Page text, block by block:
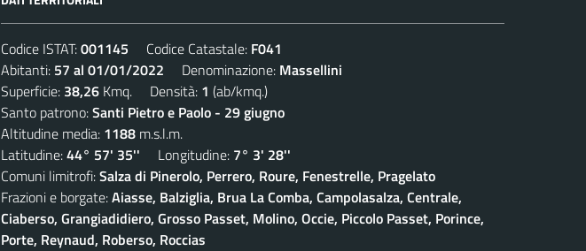
Codice ISTAT:001145 Codice Catastale: F041
Abitanti: 57 al 01/01/2022 Denominazione: Massellini
Superficie: 38,26 Kmq. Densità: 1 (ab/kmq.)
Santo patrono:Santi Pietro e Paolo - 29 giugno
Altitudine media: 1188 m.s.l.m.
Latitudine:44° 57' 35'' Longitudine: 7° 3' 28''
Comuni limitrofi:Salza di Pinerolo, Perrero, Roure, Fenestrelle, Pragelato
Frazioni e borgate:Aiasse, Balziglia, Brua La Comba, Campolasalza, Centrale,
Ciaberso, Grangiadidiero, Grosso Passet, Molino, Occie, Piccolo Passet, Porince,
Porte, Reynaud, Roberso, Roccias